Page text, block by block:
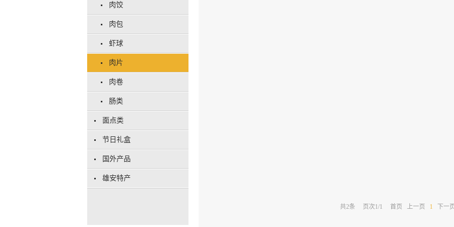
肉饺
肉包
虾球
肉片
肉卷
肠类
面点类
节日礼盒
国外产品
雄安特产
共2条 页次1/1 首页 上一页 1 下一